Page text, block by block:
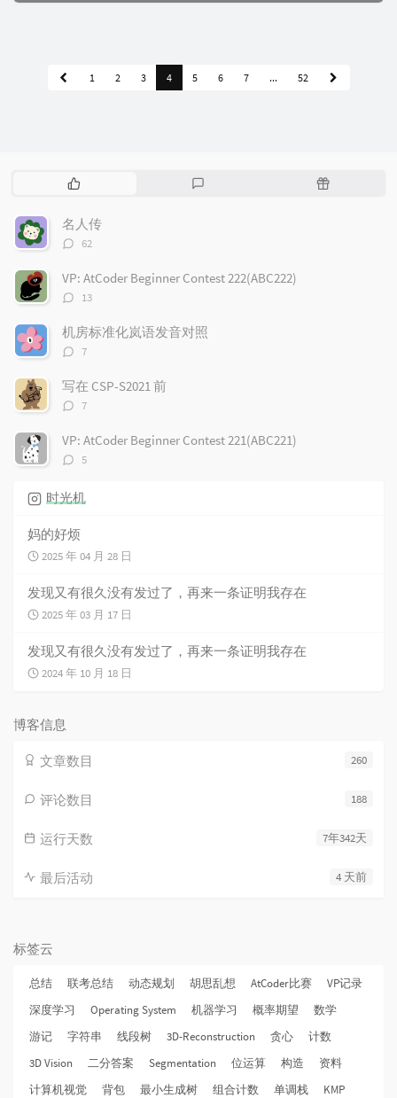
1 2 3 4 5 6 7 ... 52
热
文
章
随
名人传
评
数：
62
VP: AtCoder Beginner Contest 222(ABC222)
评
数：
13
机房标准化岚语发音对照
评
数：
7
写在 CSP-S2021 前
评
数：
7
VP: AtCoder Beginner Contest 221(ABC221)
评
5
时光机
妈的好烦
2025 年 04 月 28 日
发现又有很久没有发过了，再来一条证明我存在
2025 年 03 月 17 日
发现又有很久没有发过了，再来一条证明我存在
2024 年 10 月 18 日
博客信息
260
文章数目
188
评论数目
7年342天
运行天数
4 天前
最后活动
标签云
总结 联考总结 动态规划 胡思乱想 AtCoder比赛
VP记录
深度学习
Operating System 机器学习 概率期望
数学
游记
字符串 线段树 3D-Reconstruction 贪心
计数
3D Vision
二分答案 Segmentation 位运算 构造
资料
计算机视觉
背包 最小生成树 组合计数 单调栈 KMP